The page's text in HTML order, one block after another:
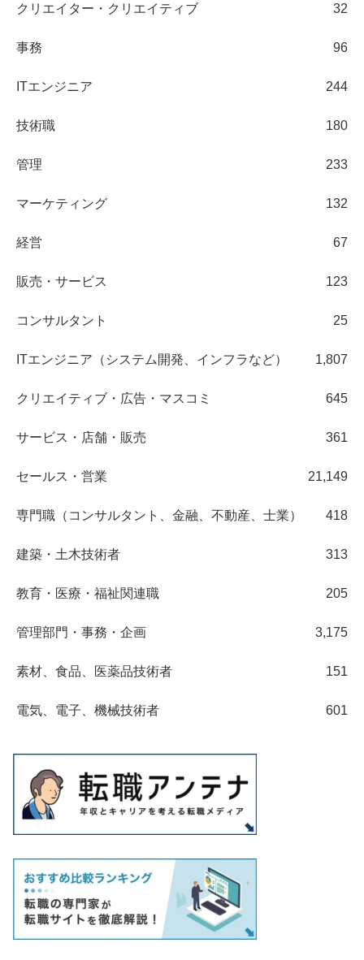
クリエイター・クリエイティブ 32
事務 96
ITエンジニア 244
技術職 180
管理 233
マーケティング 132
経営 67
販売・サービス 123
コンサルタント 25
ITエンジニア（システム開発、インフラなど） 1,807
クリエイティブ・広告・マスコミ 645
サービス・店舗・販売 361
セールス・営業 21,149
専門職（コンサルタント、金融、不動産、士業） 418
建築・土木技術者 313
教育・医療・福祉関連職 205
管理部門・事務・企画 3,175
素材、食品、医薬品技術者 151
電気、電子、機械技術者 601